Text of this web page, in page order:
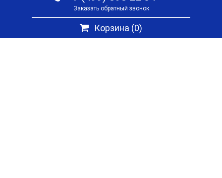
Заказать обратный звонок
Корзина (0)